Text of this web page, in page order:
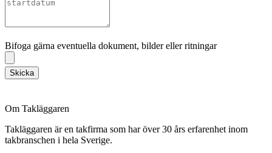
Bifoga gärna eventuella dokument, bilder eller ritningar
Skicka
Om Takläggaren
Takläggaren är en takfirma som har över 30 års erfarenhet inom
takbranschen i hela Sverige.